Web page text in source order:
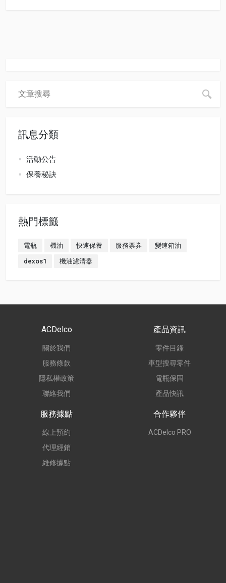
訊息分類
活動公告
保養秘訣
熱門標籤
電瓶 機油 快速保養 服務票券 變速箱油
dexos1 機油濾清器
ACDelco
關於我們
服務條款
隱私權政策
聯絡我們
產品資訊
零件目錄
車型搜尋零件
電瓶保固
產品快訊
服務據點
線上預約
代理經銷
維修據點
合作夥伴
ACDelco PRO